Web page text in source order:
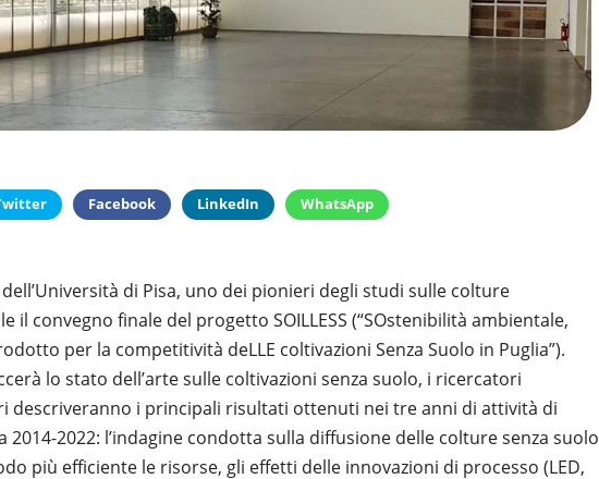
Facebook LinkedIn WhatsApp
dell’Università di Pisa, uno dei pionieri degli studi sulle colture
il convegno finale del progetto SOILLESS (“SOstenibilità ambientale,
per la competitività deLLE coltivazioni Senza Suolo in Puglia”).
lo stato dell’arte sulle coltivazioni senza suolo, i ricercatori
descriveranno i principali risultati ottenuti nei tre anni di attività di
2014-2022: l’indagine condotta sulla diffusione delle colture senza suolo
più efficiente le risorse, gli effetti delle innovazioni di processo (LED,